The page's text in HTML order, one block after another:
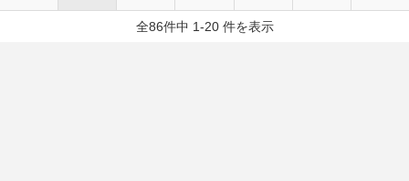
全86件中 1-20 件を表示